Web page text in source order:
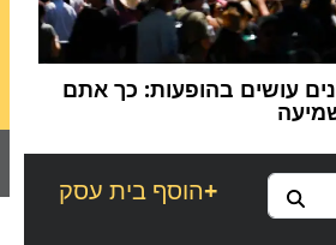
עושים בהופעות: כך אתם
הוסף בית עסק+